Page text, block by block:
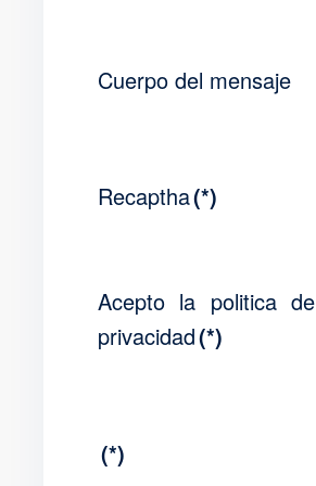
Cuerpo del mensaje
Recaptha(*)
Acepto la politica de
privacidad(*)
(*)